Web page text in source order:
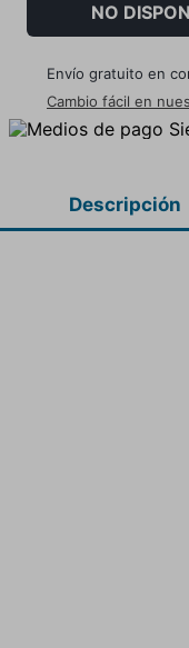
NO
Envío gratuito en
Cambio fácil en
Descripción